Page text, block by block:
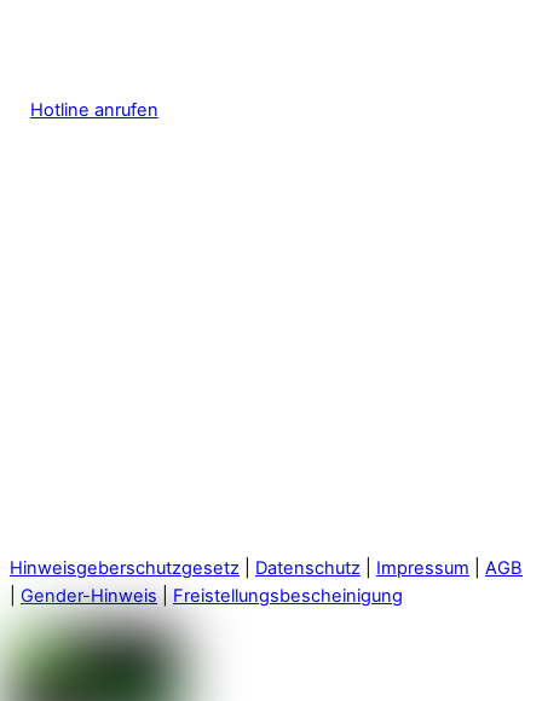
Hotline anrufen
Hinweisgeberschutzgesetz Datenschutz Impressum
AGB
Gender-Hinweis Freistellungsbescheinigung